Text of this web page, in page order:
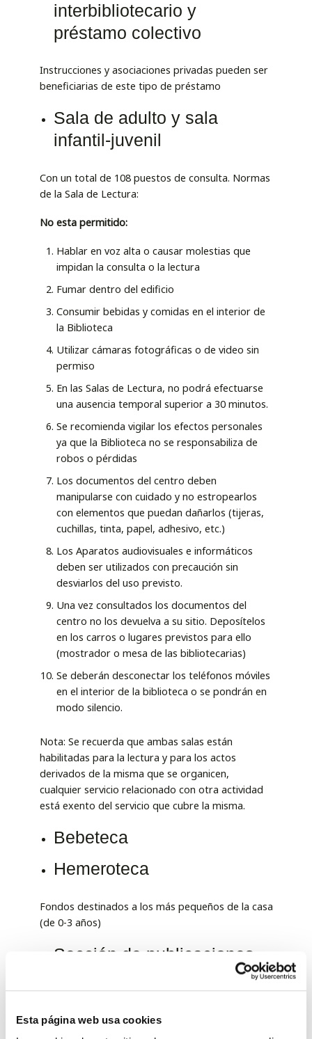
Esta página web usa cookies
interbibliotecario y
préstamo colectivo
Instrucciones y asociaciones privadas pueden ser
beneficiarias de este tipo de préstamo
Sala de adulto y sala
infantil-juvenil
Con un total de 108 puestos de consulta. Normas
de la Sala de Lectura:
No esta permitido:
Hablar en voz alta o causar molestias que
impidan la consulta o la lectura
Fumar dentro del edificio
Consumir bebidas y comidas en el interior de
la Biblioteca
Utilizar cámaras fotográficas o de video sin
permiso
En las Salas de Lectura, no podrá efectuarse
una ausencia temporal superior a 30 minutos.
Se recomienda vigilar los efectos personales
ya que la Biblioteca no se responsabiliza de
robos o pérdidas
Los documentos del centro deben
manipularse con cuidado y no estropearlos
con elementos que puedan dañarlos (tijeras,
cuchillas, tinta, papel, adhesivo, etc.)
Los Aparatos audiovisuales e informáticos
deben ser utilizados con precaución sin
desviarlos del uso previsto.
Una vez consultados los documentos del
centro no los devuelva a su sitio. Deposítelos
en los carros o lugares previstos para ello
(mostrador o mesa de las bibliotecarias)
Se deberán desconectar los teléfonos móviles
en el interior de la biblioteca o se pondrán en
modo silencio.
Nota: Se recuerda que ambas salas están
habilitadas para la lectura y para los actos
derivados de la misma que se organicen,
cualquier servicio relacionado con otra actividad
está exento del servicio que cubre la misma.
Bebeteca
Hemeroteca
Fondos destinados a los más pequeños de la casa
(de 0-3 años)
Sección de publicaciones
Este servicio pone a disposición del usuario un
fondo retrospectivo de los daños provinciales